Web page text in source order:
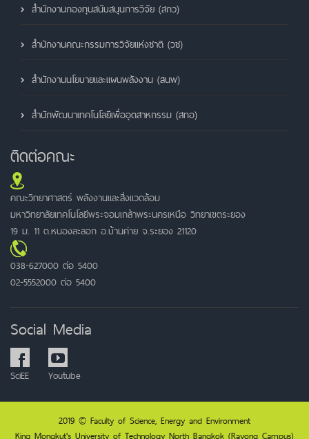
สำนักงานกองทุนสนับสนุนการวิจัย (สกว)
สำนักงานคณะกรรมการวิจัยแห่งชาติ (วช)
สำนักงานนโยบายและแผนพลังงาน (สนพ)
สำนักพัฒนาเทคโนโลยีเพื่ออุตสาหกรรม (สทอ)
ติดต่อคณะ
คณะวิทยาศาสตร์ พลังงานและสิ่งแวดล้อม
มหาวิทยาลัยเทคโนโลยีพระจอมเกล้าพระนครเหนือ วิทยาเขตระยอง
19 ม. 11 ต.หนองละลอก อ.บ้านค่าย จ.ระยอง 21120
038-627000 ต่อ 5400
02-5552000 ต่อ 5400
Social Media
SciEE Youtube
2019 © Faculty of Science, Energy and Environment
King Mongkut's University of Technology North Bangkok (Rayong Campus)